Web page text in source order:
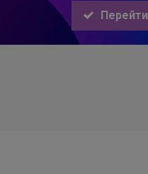
Перейти